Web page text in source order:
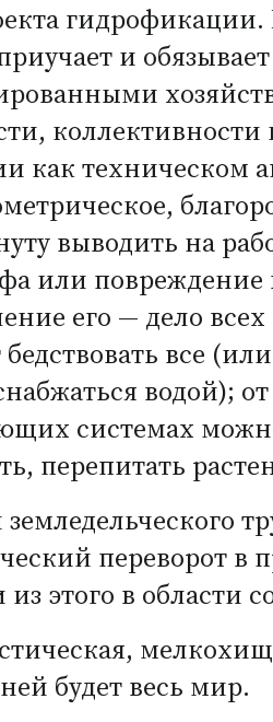
гидрофикации.
и
как техническом
выводить на
или
его — дело
все (
водой);
системах
перепитать
переворот в
этого в области
будет весь мир.